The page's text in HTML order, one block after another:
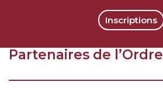
Inscriptions
Partenaires de l’Ordre